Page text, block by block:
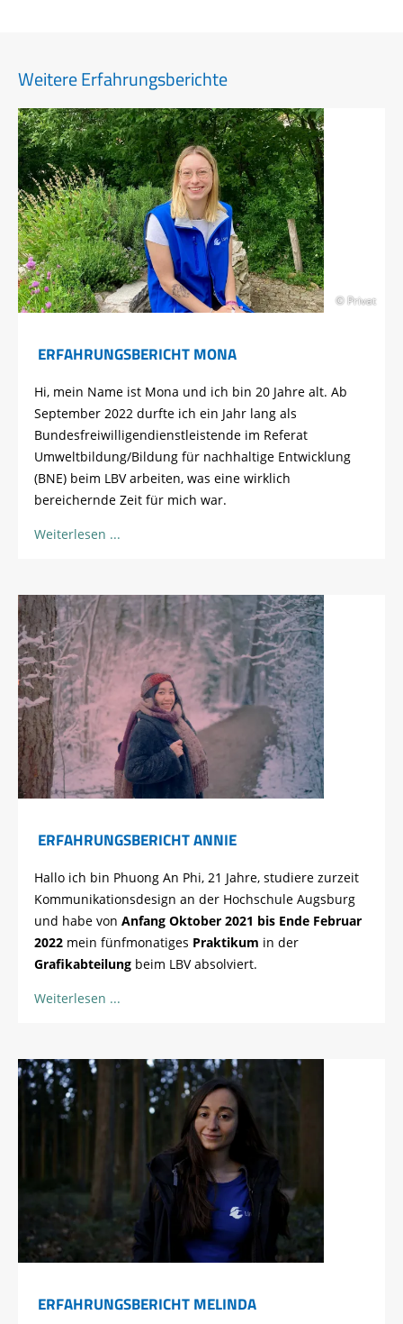
Weitere Erfahrungsberichte
© Privat
ERFAHRUNGSBERICHT MONA
Hi, mein Name ist Mona und ich bin 20 Jahre alt. Ab
September 2022 durfte ich ein Jahr lang als
Bundesfreiwilligendienstleistende im Referat
Umweltbildung/Bildung für nachhaltige Entwicklung
(BNE) beim LBV arbeiten, was eine wirklich
bereichernde Zeit für mich war.
Weiterlesen
ERFAHRUNGSBERICHT ANNIE
Hallo ich bin Phuong An Phi, 21 Jahre, studiere zurzeit
Kommunikationsdesign an der Hochschule Augsburg
und habe von Anfang Oktober 2021 bis Ende Februar
2022 mein fünfmonatiges Praktikum in der
Grafikabteilung beim LBV absolviert.
Weiterlesen
ERFAHRUNGSBERICHT MELINDA